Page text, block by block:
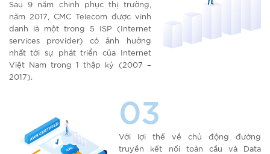
Sau 9 năm chinh phục thị trường,
năm 2017, CMC Telecom được vinh
danh là một trong 5 ISP (Internet
services provider) có ảnh hưởng
nhất tới sự phát triển của Internet
Việt Nam trong 1 thập kỷ (2007 –
2017).
03
Với lợi thế về chủ động đường
truyền kết nối toàn cầu và Data